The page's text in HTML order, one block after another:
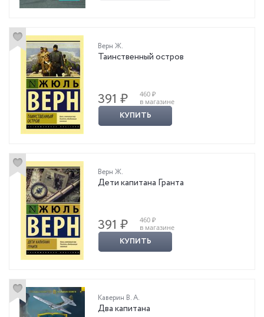
Верн Ж.
Таинственный остров
391 ₽
460 ₽
в магазине
КУПИТЬ
Верн Ж.
Дети капитана Гранта
391 ₽
460 ₽
в магазине
КУПИТЬ
Каверин В. А.
Два капитана